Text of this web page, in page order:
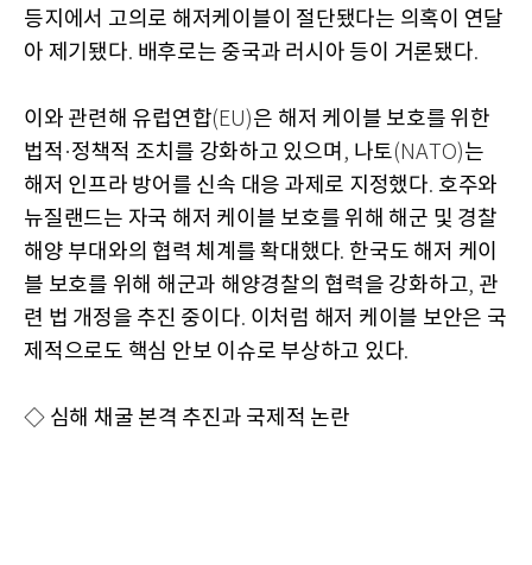
등지에서 고의로 해저케이블이 절단됐다는 의혹이 연달
아 제기됐다. 배후로는 중국과 러시아 등이 거론됐다.
이와 관련해 유럽연합(EU)은 해저 케이블 보호를 위한
법적 ·정책적 조치를 강화하고 있으며 , 나토(NATO)는
해저 인프라 방어를 신속 대응 과제로 지정했다. 호주와
뉴질랜드는 자국 해저 케이블 보호를 위해 해군 및 경찰
해양 부대와의 협력 체계를 확대했다. 한국도 해저 케이
블 보호를 위해 해군과 해양경찰의 협력을 강화하고, 관
련 법 개정을 추진 중이다. 이처럼 해저 케이블 보안은 국
제적으로도 핵심 안보 이슈로 부상하고 있다.
◇ 심해 채굴 본격 추진과 국제적 논란